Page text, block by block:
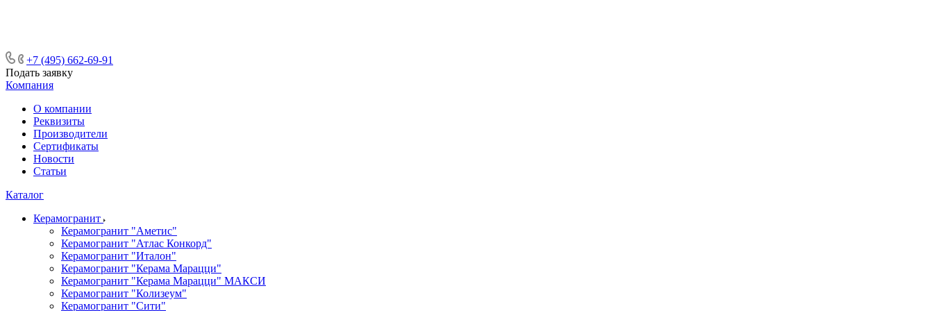
+7 (495) 662-69-91
Подать заявку
Компания
О компании
Реквизиты
Производители
Сертификаты
Новости
Статьи
Каталог
Керамогранит
Керамогранит "Аметис"
Керамогранит "Атлас Конкорд"
Керамогранит "Италон"
Керамогранит "Керама Марацци"
Керамогранит "Керама Марацци" МАКСИ
Керамогранит "Колизеум"
Керамогранит "Сити"